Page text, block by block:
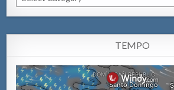
TEMPO